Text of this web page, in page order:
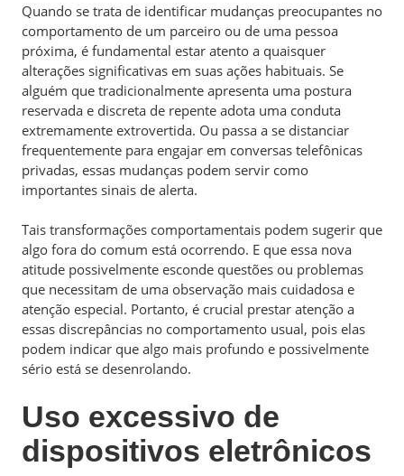
Quando se trata de identificar mudanças preocupantes no
comportamento de um parceiro ou de uma pessoa
próxima, é fundamental estar atento a quaisquer
alterações significativas em suas ações habituais. Se
alguém que tradicionalmente apresenta uma postura
reservada e discreta de repente adota uma conduta
extremamente extrovertida. Ou passa a se distanciar
frequentemente para engajar em conversas telefônicas
privadas, essas mudanças podem servir como
importantes sinais de alerta.
Tais transformações comportamentais podem sugerir que
algo fora do comum está ocorrendo. E que essa nova
atitude possivelmente esconde questões ou problemas
que necessitam de uma observação mais cuidadosa e
atenção especial. Portanto, é crucial prestar atenção a
essas discrepâncias no comportamento usual, pois elas
podem indicar que algo mais profundo e possivelmente
sério está se desenrolando.
Uso excessivo de
dispositivos eletrônicos